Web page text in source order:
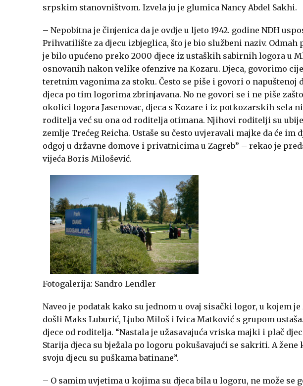
srpskim stanovništvom. Izvela ju je glumica Nancy Abdel Sakhi.
– Nepobitna je činjenica da je ovdje u ljeto 1942. godine NDH
Prihvatilište za djecu izbjeglica, što je bio službeni naziv. Odmah
je bilo upućeno preko 2000 djece iz ustaških sabirnih logora u
osnovanih nakon velike ofenzive na Kozaru. Djeca, govorimo
teretnim vagonima za stoku. Često se piše i govori o napuštenoj
djeca po tim logorima zbrinjavana. No ne govori se i ne piše
okolici logora Jasenovac, djeca s Kozare i iz potkozarskih sela
roditelja već su ona od roditelja otimana. Njihovi roditelji su
zemlje Trećeg Reicha. Ustaše su često uvjeravali majke da će im
odgoj u državne domove i privatnicima u Zagreb” – rekao je
vijeća Boris Milošević.
Fotogalerija: Sandro Lendler
Naveo je podatak kako su jednom u ovaj sisački logor, u kojem je
došli Maks Luburić, Ljubo Miloš i Ivica Matković s grupom
djece od roditelja. “Nastala je užasavajuća vriska majki i plač
Starija djeca su bježala po logoru pokušavajući se sakriti. A žene
svoju djecu su puškama batinane”.
– O samim uvjetima u kojima su djeca bila u logoru, ne može se